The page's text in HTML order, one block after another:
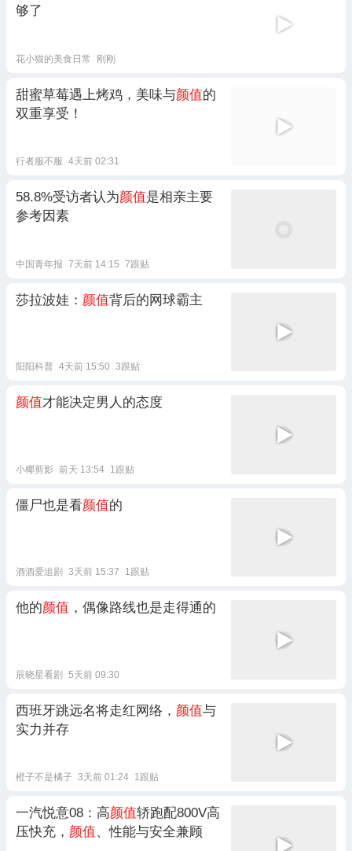
够了
花小猫的美食日常 刚刚
甜蜜草莓遇上烤鸡，美味与颜值的
双重享受！
行者服不服 4天前 02:31
58.8%受访者认为颜值是相亲主要
参考因素
中国青年报 7天前 14:15 7跟贴
莎拉波娃： 颜值背后的网球霸主
阳阳科普 4天前 15:50 3跟贴
颜值才能决定男人的态度
小椰剪影 前天 13:54 1跟贴
僵尸也是看颜值的
酒酒爱追剧 3天前 15:37 1跟贴
他的颜值 ，偶像路线也是走得通的
辰晓星看剧 5天前 09:30
西班牙跳远名将走红网络， 颜值与
实力并存
橙子不是橘子 3天前 01:24 1跟贴
一汽悦意08：高颜值轿跑配800V高
压快充， 颜值、性能与安全兼顾